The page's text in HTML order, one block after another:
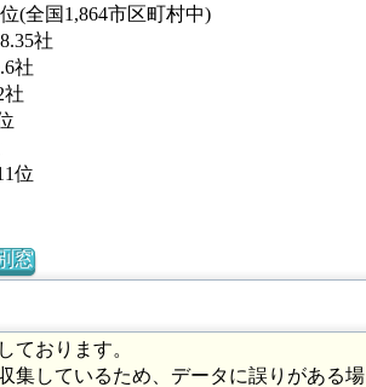
(全国1,864市区町村中)
社
社
社
位
窓
ております。
集しているため、データに誤りがある場